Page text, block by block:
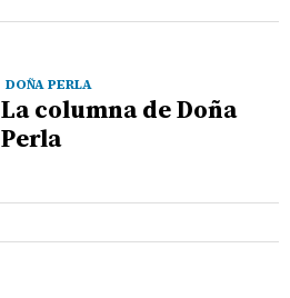
DOÑA PERLA
La columna de Doña
Perla